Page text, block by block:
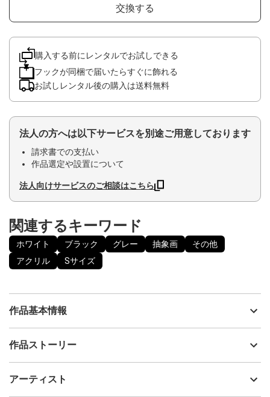
交換する
購入する前にレンタルでお試しできる
フックが同梱で届いたらすぐに飾れる
お試しレンタル後の購入は送料無料
法人の方へは以下サービスを別途ご用意しております
請求書での支払い
作品選定や設置について
法人向けサービスのご相談はこちら
関連するキーワード
ホワイト ブラック グレー 抽象画
その他
アクリル
Sサイズ
作品基本情報
出品者
制作年
作品ストーリー
制作致しました。
アーティスト